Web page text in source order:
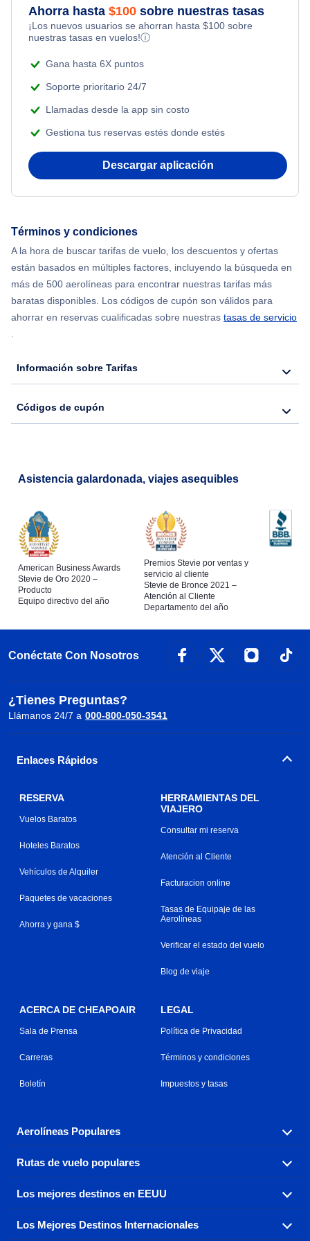
Flights Under $99
Flights Under $199
Honeymoon Vacations
Adventure Vacations
Ahorra hasta $100 sobre nuestras tasas
¡Los nuevos usuarios se ahorran hasta $100 sobre
nuestras tasas en vuelos!ⓘ
Gana hasta 6X puntos
Soporte prioritario 24/7
Llamadas desde la app sin costo
Gestiona tus reservas estés donde estés
Descargar aplicación
Términos y condiciones
A la hora de buscar tarifas de vuelo, los descuentos y ofertas
están basados en múltiples factores, incluyendo la búsqueda en
más de 500 aerolíneas para encontrar nuestras tarifas más
baratas disponibles. Los códigos de cupón son válidos para
ahorrar en reservas cualificadas sobre nuestras tasas de servicio
.
Información sobre Tarifas
Códigos de cupón
Asistencia galardonada, viajes asequibles
American Business Awards
Stevie de Oro 2020 –
Producto
Equipo directivo del año
Premios Stevie por ventas y
servicio al cliente
Stevie de Bronce 2021 –
Atención al Cliente
Departamento del año
Conéctate Con Nosotros
¿Tienes Preguntas?
Llámanos 24/7 a 000-800-050-3541
Enlaces Rápidos
RESERVA
Vuelos Baratos
Hoteles Baratos
Vehículos de Alquiler
Paquetes de vacaciones
Ahorra y gana $
HERRAMIENTAS DEL
VIAJERO
Consultar mi reserva
Atención al Cliente
Facturacion online
Tasas de Equipaje de las
Aerolíneas
Verificar el estado del vuelo
Blog de viaje
ACERCA DE CHEAPOAIR
Sala de Prensa
Carreras
Boletín
LEGAL
Política de Privacidad
Términos y condiciones
Impuestos y tasas
Aerolíneas Populares
Explora nuestras opciones de tarifas aéreas baratas por
aerolínea, con más de 500 opciones para elegir.
Aeromexico
Air France Alaska Airlines
Rutas de vuelo populares
Reserva una de nuestras rutas de vuelo más populares
con tres sencillos clics.
Los mejores destinos en EEUU
Encuentra boletos de avión baratos a destinos
Los Mejores Destinos Internacionales